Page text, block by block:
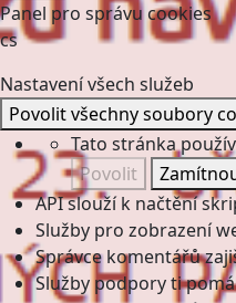
Panel pro správu cookies
cs
Nastavení všech služeb
Povolit všechny soubory
Tato stránka
Povolit
API slouží k načtění
Služby pro zobrazení
Správce komentářů
Služby podpory ti